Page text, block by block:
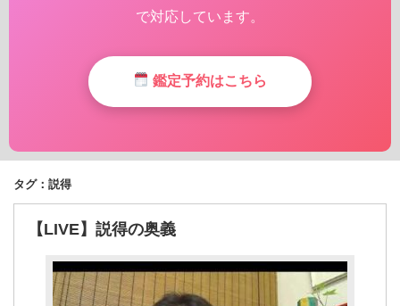
で対応しています。
鑑定予約はこちら
タグ：説得
【LIVE】説得の奥義